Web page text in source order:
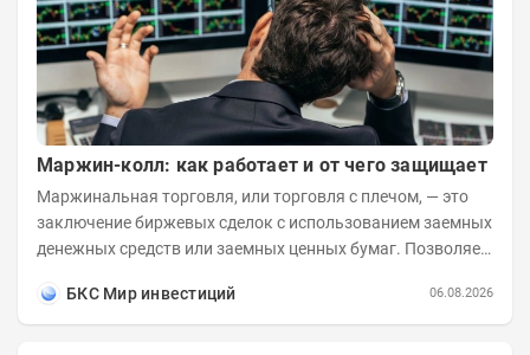
Маржин-колл: как работает и от чего защищает
Маржинальная торговля, или торговля с плечом, — это
заключение биржевых сделок с использованием заемных
денежных средств или заемных ценных бумаг. Позволяет
БКС Мир инвестиций
06.08.2026